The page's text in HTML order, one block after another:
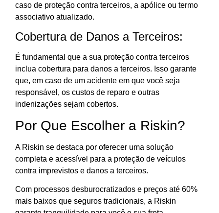
caso de proteção contra terceiros, a apólice ou termo
associativo atualizado.
Cobertura de Danos a Terceiros:
É fundamental que a sua proteção contra terceiros
inclua cobertura para danos a terceiros. Isso garante
que, em caso de um acidente em que você seja
responsável, os custos de reparo e outras
indenizações sejam cobertos.
Por Que Escolher a Riskin?
A Riskin se destaca por oferecer uma solução
completa e acessível para a proteção de veículos
contra imprevistos e danos a terceiros.
Com processos desburocratizados e preços até 60%
mais baixos que seguros tradicionais, a Riskin